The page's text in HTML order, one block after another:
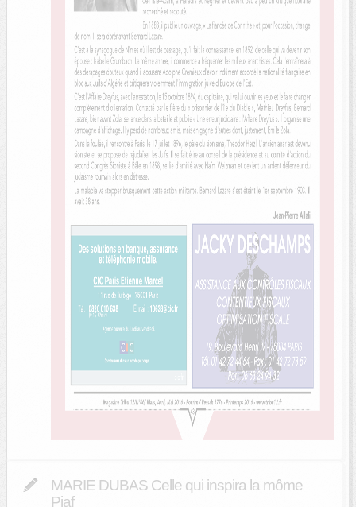
MARIE DUBAS Celle qui inspira la môme
Piaf